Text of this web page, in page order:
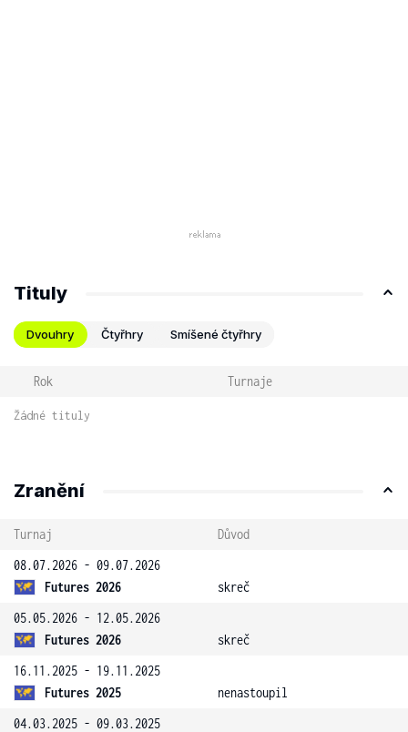
Tituly
Dvouhry Čtyřhry Smíšené čtyřhry
Rok Turnaje
Žádné tituly
Zranění
Turnaj
Důvod
08.07.2026 - 09.07.2026
Futures 2026
skreč
05.05.2026 - 12.05.2026
Futures 2026
skreč
16.11.2025 - 19.11.2025
Futures 2025
nenastoupil
04.03.2025 - 09.03.2025